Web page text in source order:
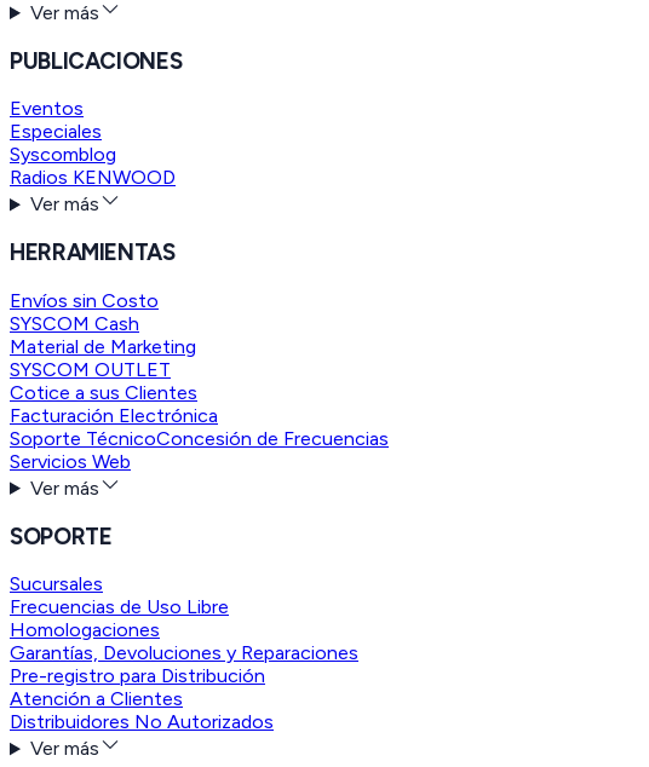
Ver más
PUBLICACIONES
Eventos
Especiales
Syscomblog
Radios KENWOOD
Ver más
HERRAMIENTAS
Envíos sin Costo
SYSCOM Cash
Material de Marketing
SYSCOM OUTLET
Cotice a sus Clientes
Facturación Electrónica
Soporte TécnicoConcesión de Frecuencias
Servicios Web
Ver más
SOPORTE
Sucursales
Frecuencias de Uso Libre
Homologaciones
Garantías, Devoluciones y Reparaciones
Pre-registro para Distribución
Atención a Clientes
Distribuidores No Autorizados
Ver más